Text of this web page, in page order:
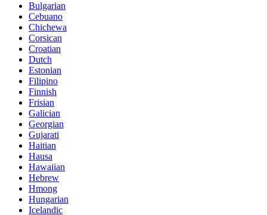
Bulgarian
Cebuano
Chichewa
Corsican
Croatian
Dutch
Estonian
Filipino
Finnish
Frisian
Galician
Georgian
Gujarati
Haitian
Hausa
Hawaiian
Hebrew
Hmong
Hungarian
Icelandic